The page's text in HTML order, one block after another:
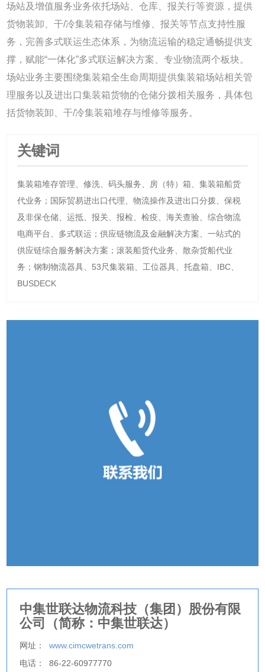
场站及增值服务业务依托场站、仓库、报关行等资源，提供
货物装卸、干/冷集装箱存储与维修、报关等节点支持性服
务，完善多式联运生态体系，为物流运输的稳定通畅提供支
撑，赋能“一体化”多式联运解决方案、专业物流两个板块。
场站业务主要围绕集装箱全生命周期提供集装箱场站相关管
理服务以及进出口集装箱货物的仓储分拨相关服务，具体包
括货物装卸、干/冷集装箱堆存与维修等服务。
关键词
集装箱堆存管理、修洗、码头服务、房（特）箱、集装箱船货
代业务；国际贸易进出口代理、物流操作及进出口分拨、保税
及非保仓储、运抵、报关、报检、检疫、海关查验、综合物流
电商平台、多式联运；供应链物流及金融解决方案、一站式的
供应链综合服务解决方案；滚装船货代业务、散杂货船代业
务；钢制物流器具、53尺集装箱、工位器具、托盘箱、IBC、
BUSDECK
中集世联达物流科技（集团）股份有限
公司（简称：中集世联达）
网址：
www.cimcwetrans.com
电话：
86-22-60977770